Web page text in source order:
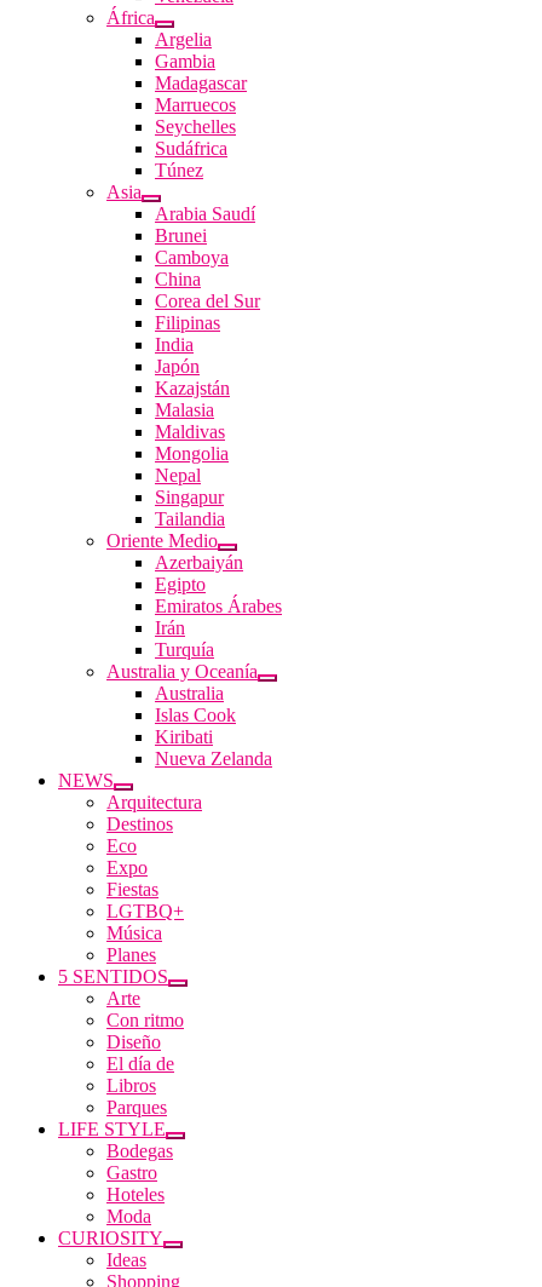
África
Argelia
Gambia
Madagascar
Marruecos
Seychelles
Sudáfrica
Túnez
Asia
Arabia Saudí
Brunei
Camboya
China
Corea del Sur
Filipinas
India
Japón
Kazajstán
Malasia
Maldivas
Mongolia
Nepal
Singapur
Tailandia
Oriente Medio
Azerbaiyán
Egipto
Emiratos Árabes
Irán
Turquía
Australia y Oceanía
Australia
Islas Cook
Kiribati
Nueva Zelanda
NEWS
Arquitectura
Destinos
Eco
Expo
Fiestas
LGTBQ+
Música
Planes
5 SENTIDOS
Arte
Con ritmo
Diseño
El día de
Libros
Parques
LIFE STYLE
Bodegas
Gastro
Hoteles
Moda
CURIOSITY
Ideas
Shopping